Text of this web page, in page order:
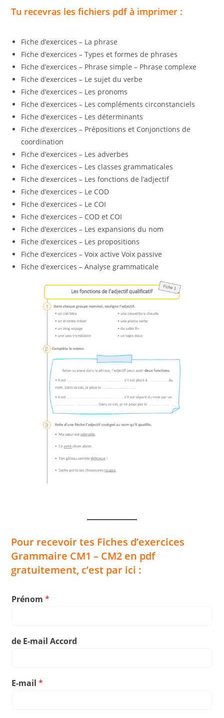
Tu recevras les fichiers pdf à imprimer :
Fiche d’exercices – La phrase
Fiche d’exercices – Types et formes de phrases
Fiche d’exercices – Phrase simple – Phrase complexe
Fiche d’exercices – Le sujet du verbe
Fiche d’exercices – Les pronoms
Fiche d’exercices – Les compléments circonstanciels
Fiche d’exercices – Les déterminants
Fiche d’exercices – Prépositions et Conjonctions de
coordination
Fiche d’exercices – Les adverbes
Fiche d’exercices – Les classes grammaticales
Fiche d’exercices – Les fonctions de l’adjectif
Fiche d’exercices – Le COD
Fiche d’exercices – Le COI
Fiche d’exercices – COD et COI
Fiche d’exercices – Les expansions du nom
Fiche d’exercices – Les propositions
Fiche d’exercices – Voix active Voix passive
Fiche d’exercices – Analyse grammaticale
Pour recevoir tes Fiches d’exercices
Grammaire CM1 – CM2 en pdf
gratuitement, c’est par ici :
Prénom*
de E-mail Accord
E-mail*